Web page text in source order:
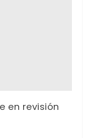
en revisión